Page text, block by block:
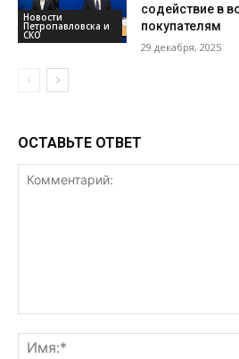
Новости
Петропавловска и
СКО
содействие в
покупателям
29 декабря, 2025
ОСТАВЬТЕ ОТВЕТ